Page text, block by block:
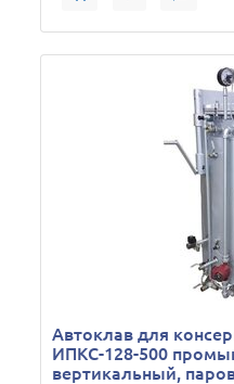
Автоклав для
ИПКС-128-500
вертикальный,